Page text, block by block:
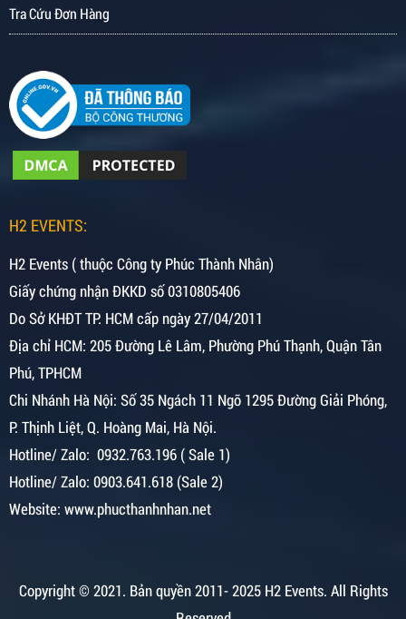
H2 EVENTS:
H2 Events ( thuộc Công ty Phúc Thành Nhân)
Giấy chứng nhận ĐKKD số 0310805406
Do Sở KHĐT TP. HCM cấp ngày 27/04/2011
Địa chỉ HCM: 205 Đường Lê Lâm, Phường Phú Thạnh, Quận Tân
Phú, TPHCM
Chi Nhánh Hà Nội: Số 35 Ngách 11 Ngõ 1295 Đường Giải Phóng,
P. Thịnh Liệt, Q. Hoàng Mai, Hà Nội.
Hotline/ Zalo: 0932.763.196 ( Sale 1)
Hotline/ Zalo: 0903.641.618 (Sale 2)
Website: www.phucthanhnhan.net
Tra Cứu Đơn Hàng
Copyright © 2021. Bản quyền 2011- 2025 H2 Events. All Rights